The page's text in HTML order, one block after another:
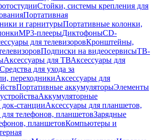
Стойки, системы крепления для
Портативная
и гарнитурыПортативные колонки,
MP3-плеерыДиктофоныCD-
для телевизоровКронштейны,
Подписки на видеосервисыТВ-
Аксессуары для ТВАксессуары для
Средства для ухода за
переходникиАксессуары для
Портативные аккумуляторыЭлементы
Аккумуляторные
станцииАксессуары для планшетов,
телефонов, планшетовЗарядные
планшетовКомпьютеры и